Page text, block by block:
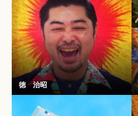
徳 治昭